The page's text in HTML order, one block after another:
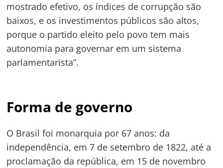
mostrado efetivo, os índices de corrupção são
baixos, e os investimentos públicos são altos,
porque o partido eleito pelo povo tem mais
autonomia para governar em um sistema
parlamentarista”.
Forma de governo
O Brasil foi monarquia por 67 anos: da
independência, em 7 de setembro de 1822, até a
proclamação da república, em 15 de novembro